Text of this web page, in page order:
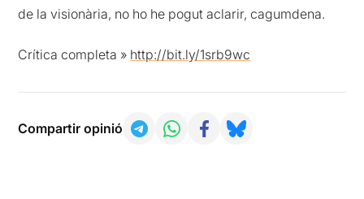
de la visionària, no ho he pogut aclarir, cagumdena.
Crítica completa » http://bit.ly/1srb9wc
Compartir opinió